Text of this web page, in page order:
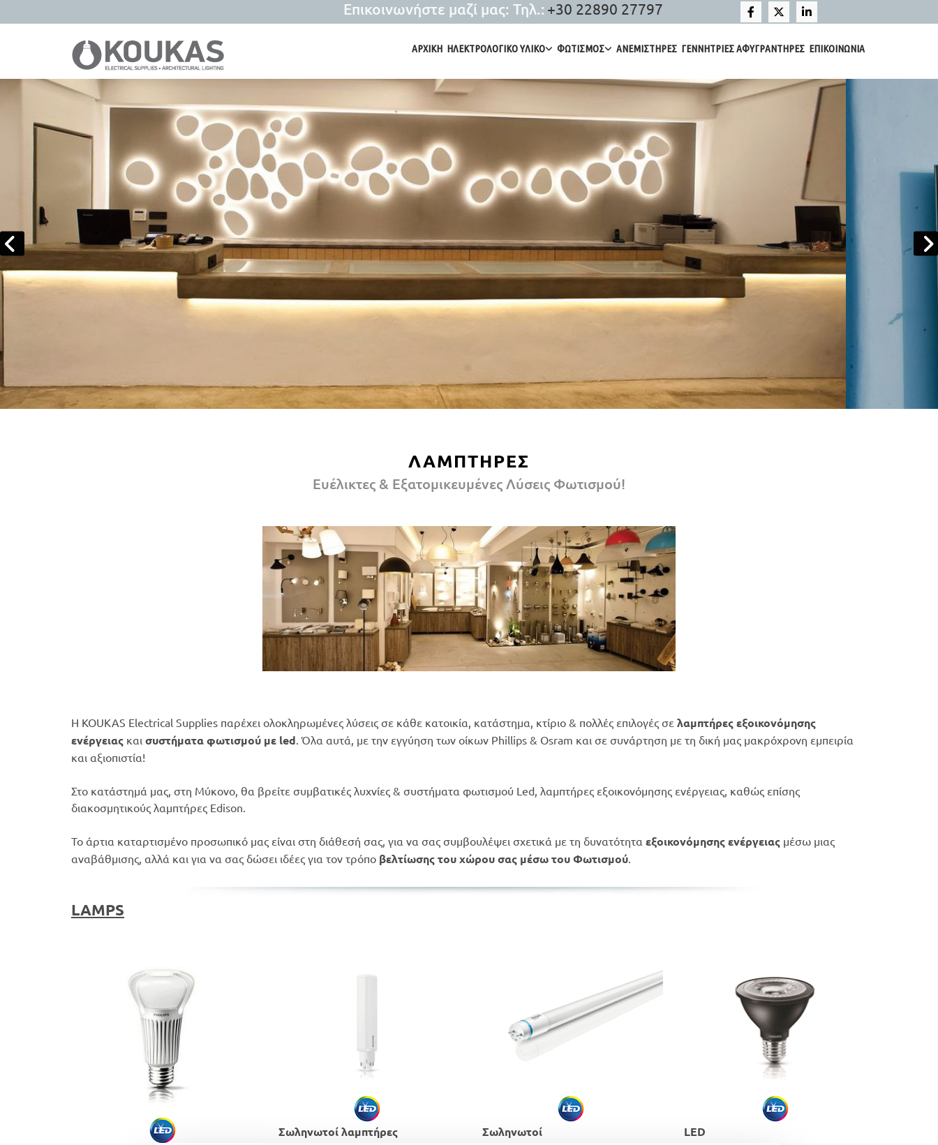
Επικοινωνήστε μαζί μας: Τηλ.:+30 22890 27797
ΑΡΧΙΚΗ ΗΛΕΚΤΡΟΛΟΓΙΚΟ ΥΛΙΚΟ ΦΩΤΙΣΜΟΣ ΑΝΕΜΙΣΤΗΡΕΣ ΓΕΝΝΗΤΡΙΕΣ ΑΦΥΓΡΑΝΤΗΡΕΣ ΕΠΙΚΟΙΝΩΝΙΑ
ΛΑΜΠΤΗΡΕΣ
Ευέλικτες & Εξατομικευμένες Λύσεις Φωτισμού!
Η KOUKAS Electrical Supplies παρέχει ολοκληρωμένες λύσεις σε κάθε κατοικία, κατάστημα, κτίριο & πολλές επιλογές σε λαμπτήρες εξοικονόμησης
ενέργειας και συστήματα φωτισμού με led . Όλα αυτά, με την εγγύηση των οίκων Phillips & Osram και σε συνάρτηση με τη δική μας μακρόχρονη εμπειρία
και αξιοπιστία!
Στο κατάστημά μας, στη Μύκονο, θα βρείτε συμβατικές λυχνίες & συστήματα φωτισμού Led, λαμπτήρες εξοικονόμησης ενέργειας, καθώς επίσης
διακοσμητικούς λαμπτήρες Edison.
Το άρτια καταρτισμένο προσωπικό μας είναι στη διάθεσή σας, για να σας συμβουλέψει σχετικά με τη δυνατότητα εξοικονόμησης ενέργειας μέσω μιας
αναβάθμισης, αλλά και για να σας δώσει ιδέες για τον τρόπο βελτίωσης του χώρου σας μέσω του Φωτισμού
LAMPS
Σωληνωτοί λαμπτήρες
Σωληνωτοί
LED